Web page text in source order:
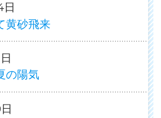
黄砂飛来
の陽気